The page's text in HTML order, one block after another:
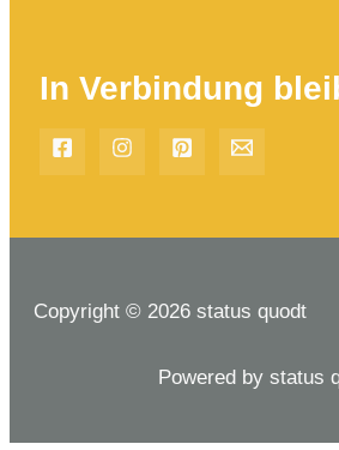
In Verbindung
Copyright © 2026 status quodt
Powered by status